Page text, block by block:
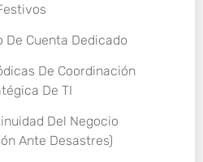
De Cuenta Dedicado
De Coordinación
De TI
Del Negocio
Ante Desastres)